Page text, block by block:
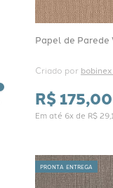
Papel de Parede
Criado por
R$175,00
Em até 6x de R$ 29
PRONTA ENTREGA